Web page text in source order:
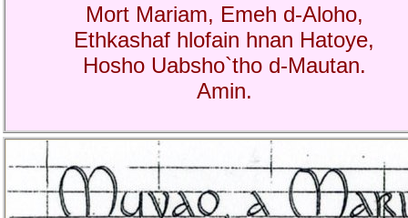
Mort Mariam, Emeh d-Aloho,
Ethkashaf hlofain hnan Hatoye,
Hosho Uabsho`tho d-Mautan.
Amin.